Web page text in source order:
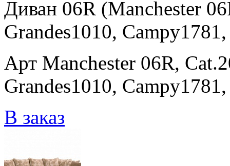
Диван 06R (Manchester
Grandes1010,
Арт Manchester 06R,
Grandes1010,
В заказ